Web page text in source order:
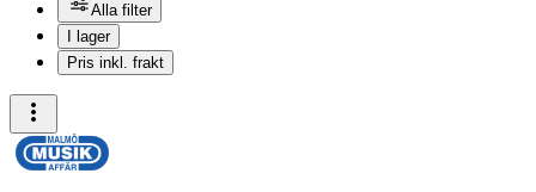
Alla filter
I lager
Pris inkl. frakt